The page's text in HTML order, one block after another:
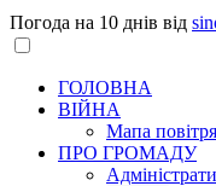
Погода на 10 днів від
ГОЛОВНА
ВІЙНА
Мапа
ПРО ГРОМАДУ